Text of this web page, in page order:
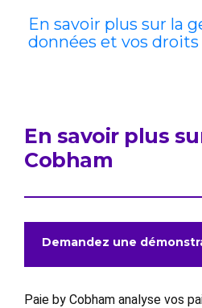
En savoir plus sur la
données et vos droits
En savoir plus
Cobham
Demandez une
Paie by Cobham analyse vos